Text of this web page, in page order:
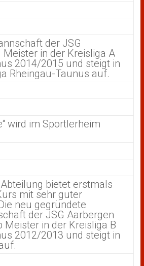
der JSG
Meister in der Kreisliga A
2014/2015 und steigt in
Rheingau-Taunus auf.
wird im Sportlerheim
bietet erstmals
mit sehr guter
neu gegründete
der JSG Aarbergen
Meister in der Kreisliga B
2012/2013 und steigt in